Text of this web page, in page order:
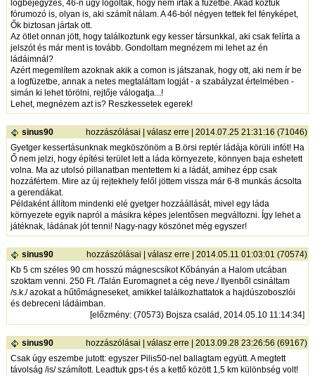
logbejegyzés, 46-n úgy logoltak, hogy nem írtak a füzetbe. Akad köztük
fórumozó is, olyan is, aki számít nálam. A 46-ból négyen tettek fel fényképet,
Ők biztosan jártak ott.
Az ötlet onnan jött, hogy találkoztunk egy kesser társunkkal, aki csak felírta a
jelszót és már ment is tovább. Gondoltam megnézem mi lehet az én
ládáimnál?
Azért megemlítem azoknak akik a comon is játszanak, hogy ott, aki nem ír be
a logfüzetbe, annak a netes megtaláltam logját - a szabályzat értelmében -
simán ki lehet törölni, rejtője válogatja...!
Lehet, megnézem azt is? Reszkessetek egerek!
sinus90 hozzászólásai |válasz erre | 2014.07.25 21:31:16 (71046)
Gyetger kessertásunknak megköszönöm a B.örsi reptér ládája körüli infót! Ha
Ő nem jelzi, hogy építési terület lett a láda környezete, könnyen baja eshetett
volna. Ma az utolsó pillanatban mentettem ki a ládát, amihez épp csak
hozzáfértem. Mire az új rejtekhely felől jöttem vissza már 6-8 munkás ácsolta
a gerendákat.
Példaként állítom mindenki elé gyetger hozzáállását, mivel egy láda
környezete egyik napról a másikra képes jelentősen megváltozni. Így lehet a
játéknak, ládának jót tenni! Nagy-nagy köszönet még egyszer!
sinus90 hozzászólásai |válasz erre | 2014.05.11 01:03:01 (70574)
Kb 5 cm széles 90 cm hosszú mágnescsíkot Kőbányán a Halom utcában
szoktam venni. 250 Ft. /Talán Euromagnet a cég neve./ Ilyenből csináltam
/s.k./ azokat a hűtőmágneseket, amikkel találkozhattatok a hajdúszoboszlói
és debreceni ládáimban.
[előzmény: (70573) Bojsza család, 2014.05.10 11:14:34]
sinus90 hozzászólásai |válasz erre | 2013.09.28 23:26:56 (69167)
Csak úgy eszembe jutott: egyszer Pilis50-nel ballagtam együtt. A megtett
távolság /is/ számított. Leadtuk gps-t és a kettő között 1,5 km különbség volt!